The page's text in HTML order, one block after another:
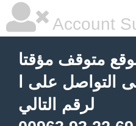
Account
متوقف مؤقتا
التواصل على ا
لرقم التالي